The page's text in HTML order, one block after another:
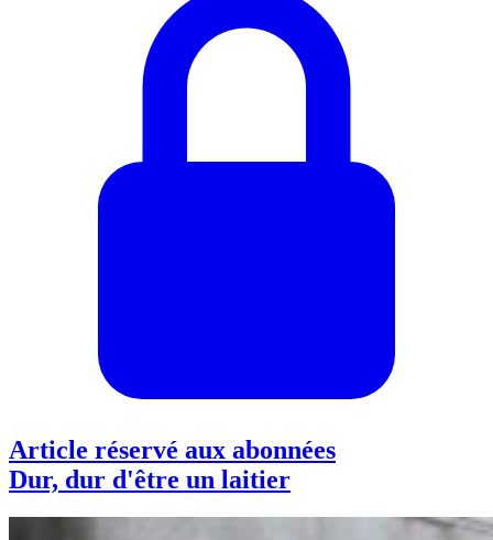
Article réservé aux abonnées
Dur, dur d'être un laitier